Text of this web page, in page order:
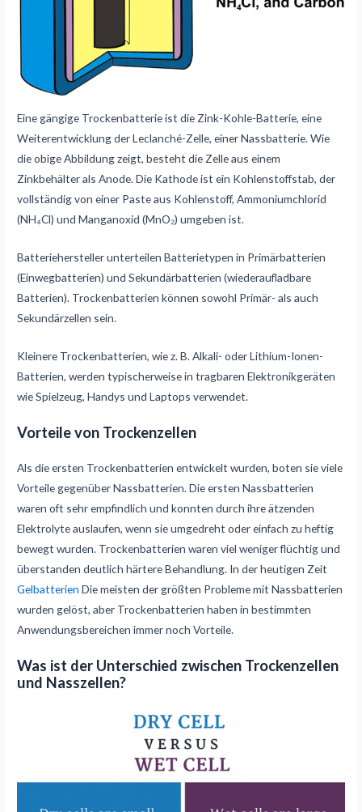
Eine gängige Trockenbatterie ist die Zink-Kohle-Batterie, eine
Weiterentwicklung der Leclanché-Zelle, einer Nassbatterie. Wie
die obige Abbildung zeigt, besteht die Zelle aus einem
Zinkbehälter als Anode. Die Kathode ist ein Kohlenstoffstab, der
vollständig von einer Paste aus Kohlenstoff, Ammoniumchlorid
(NH₄Cl) und Manganoxid (MnO₂) umgeben ist.
Batteriehersteller unterteilen Batterietypen in Primärbatterien
(Einwegbatterien) und Sekundärbatterien (wiederaufladbare
Batterien). Trockenbatterien können sowohl Primär- als auch
Sekundärzellen sein.
Kleinere Trockenbatterien, wie z. B. Alkali- oder Lithium-Ionen-
Batterien, werden typischerweise in tragbaren Elektronikgeräten
wie Spielzeug, Handys und Laptops verwendet.
Vorteile von Trockenzellen
Als die ersten Trockenbatterien entwickelt wurden, boten sie viele
Vorteile gegenüber Nassbatterien. Die ersten Nassbatterien
waren oft sehr empfindlich und konnten durch ihre ätzenden
Elektrolyte auslaufen, wenn sie umgedreht oder einfach zu heftig
bewegt wurden. Trockenbatterien waren viel weniger flüchtig und
überstanden deutlich härtere Behandlung. In der heutigen Zeit
Gelbatterien Die meisten der größten Probleme mit Nassbatterien
wurden gelöst, aber Trockenbatterien haben in bestimmten
Anwendungsbereichen immer noch Vorteile.
Was ist der Unterschied zwischen Trockenzellen
und Nasszellen?